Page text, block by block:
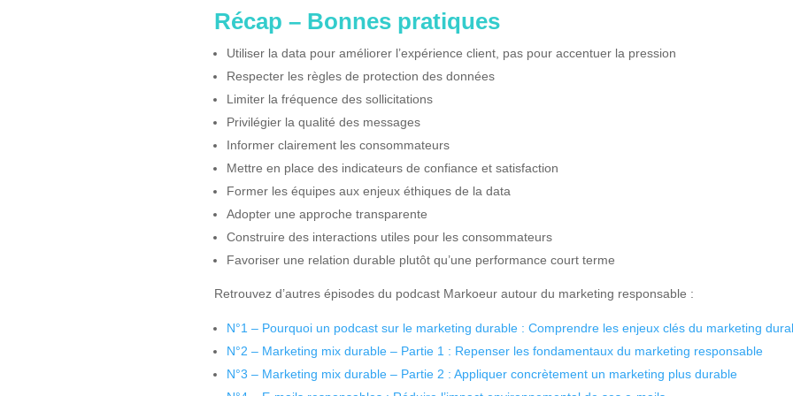
Récap – Bonnes pratiques
Utiliser la data pour améliorer l’expérience client, pas pour accentuer la pression
Respecter les règles de protection des données
Limiter la fréquence des sollicitations
Privilégier la qualité des messages
Informer clairement les consommateurs
Mettre en place des indicateurs de confiance et satisfaction
Former les équipes aux enjeux éthiques de la data
Adopter une approche transparente
Construire des interactions utiles pour les consommateurs
Favoriser une relation durable plutôt qu’une performance court terme
Retrouvez d’autres épisodes du podcast Markoeur autour du marketing responsable :
N°1 – Pourquoi un podcast sur le marketing durable : Comprendre les enjeux clés du marketing
N°2 – Marketing mix durable – Partie 1 : Repenser les fondamentaux du marketing responsable
N°3 – Marketing mix durable – Partie 2 : Appliquer concrètement un marketing plus durable